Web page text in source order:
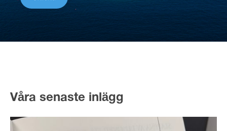
Våra senaste inlägg